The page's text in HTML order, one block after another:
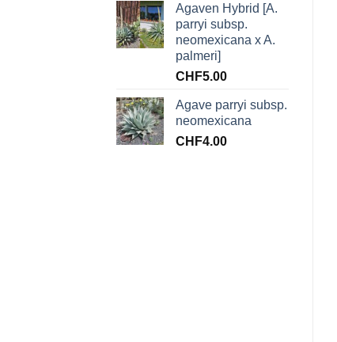
Agaven Hybrid [A.
parryi subsp.
neomexicana x A.
palmeri]
CHF5.00
Agave parryi subsp.
neomexicana
CHF4.00